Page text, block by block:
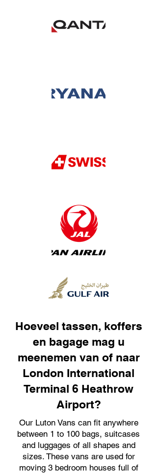
Hoeveel tassen, koffers
en bagage mag u
meenemen van of naar
London International
Terminal 6 Heathrow
Airport?
Our Luton Vans can fit anywhere
between 1 to 100 bags, suitcases
and luggages of all shapes and
sizes. These vans are used for
moving 3 bedroom houses full of